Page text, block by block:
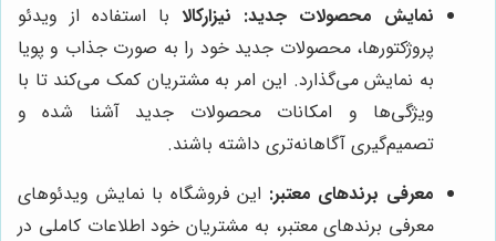
نمایش محصولات جدید: نیزارکالا با استفاده از ویدئو
پروژکتورها، محصولات جدید خود را به صورت جذاب و پویا
به نمایش می‌گذارد. این امر به مشتریان کمک می‌کند تا با
ویژگی‌ها و امکانات محصولات جدید آشنا شده و
تصمیم‌گیری آگاهانه‌تری داشته باشند.
معرفی برندهای معتبر: این فروشگاه با نمایش ویدئوهای
معرفی برندهای معتبر، به مشتریان خود اطلاعات کاملی در